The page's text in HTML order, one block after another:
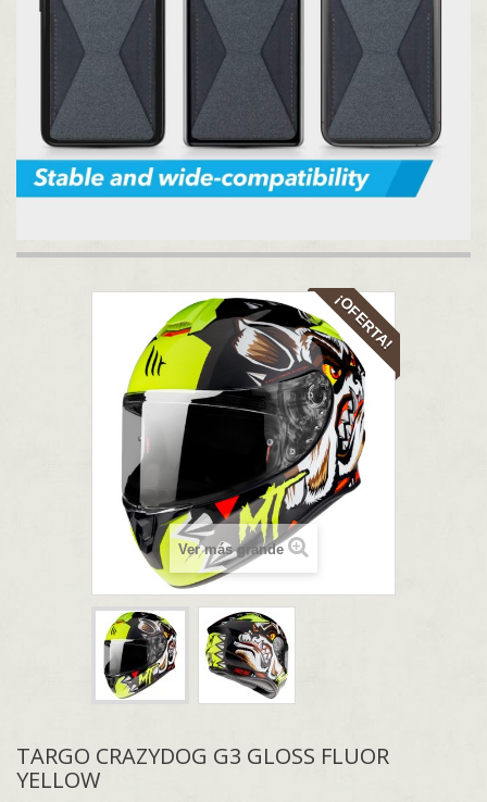
¡OFERTA!
Ver más grande
TARGO CRAZYDOG G3 GLOSS FLUOR
YELLOW